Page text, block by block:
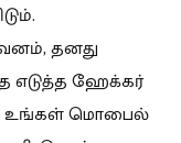
தனது
எடுத்த ஹேக்கர்
உங்கள் மொபைல்